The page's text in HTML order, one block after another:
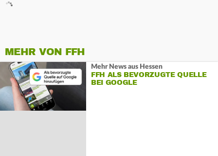
MEHR VON FFH
Mehr News aus Hessen
FFH ALS BEVORZUGTE QUELLE
BEI GOOGLE